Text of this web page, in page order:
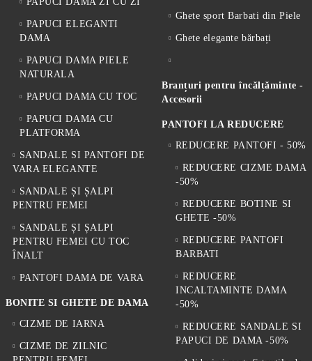
PAPUCI ELEGANTI
DAMA
PAPUCI DAMA PIELE
NATURALA
PAPUCI DAMA CU TOC
PAPUCI DAMA CU
PLATFORMA
SANDALE SI PANTOFI DE
VARA ELEGANTE
SANDALE ȘI ȘALPI
PENTRU FEMEI
SANDALE ȘI ȘALPI
PENTRU FEMEI CU TOC
ÎNALT
PANTOFI DAMA DE VARA
BONITE SI GHETE DE DAMA
CIZME DE IARNA
CIZME DE ZILNIC
Ghete sport Barbati din Piele
Ghete elegante bărbați
Branțuri pentru încălțăminte -
Accesorii
PANTOFI LA REDUCERE
REDUCERE PANTOFI - 50%
REDUCERE CIZME DAMA
-50%
REDUCERE BOTINE SI
GHETE -50%
REDUCERE PANTOFI
BARBATI
REDUCERE
INCALTAMINTE DAMA
-50%
REDUCERE SANDALE SI
PAPUCI DE DAMA -50%